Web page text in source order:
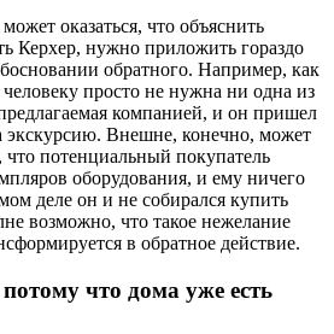
оказаться, что объяснить
Керхер, нужно приложить гораздо
обратного. Например, как
человеку просто не нужна ни одна из
компанией, и он пришел
экскурсию. Внешне, конечно, может
что потенциальный покупатель
оборудования, и ему ничего
деле он и не собирался купить
возможно, что такое нежелание
в обратное действие.
что дома уже есть